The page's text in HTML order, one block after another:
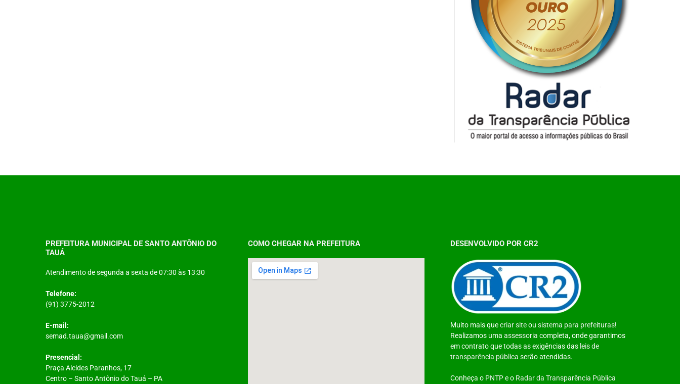
PREFEITURA MUNICIPAL DE SANTO ANTÔNIO DO
TAUÁ
Atendimento de segunda a sexta de 07:30 às 13:30
Telefone:
(91) 3775-2012
E-mail:
semad.taua@gmail.com
Presencial:
Praça Alcides Paranhos, 17
Centro – Santo Antônio do Tauá – PA
COMO CHEGAR NA PREFEITURA DESENVOLVIDO POR CR2
Muito mais quecriar siteou sistema para prefeituras!
Realizamos uma assessoria completa, onde garantimos
em contrato que todas as exigências das leis de
transparência pública serão atendidas.
Conheça o PNTPe o Radar da Transparência Pública